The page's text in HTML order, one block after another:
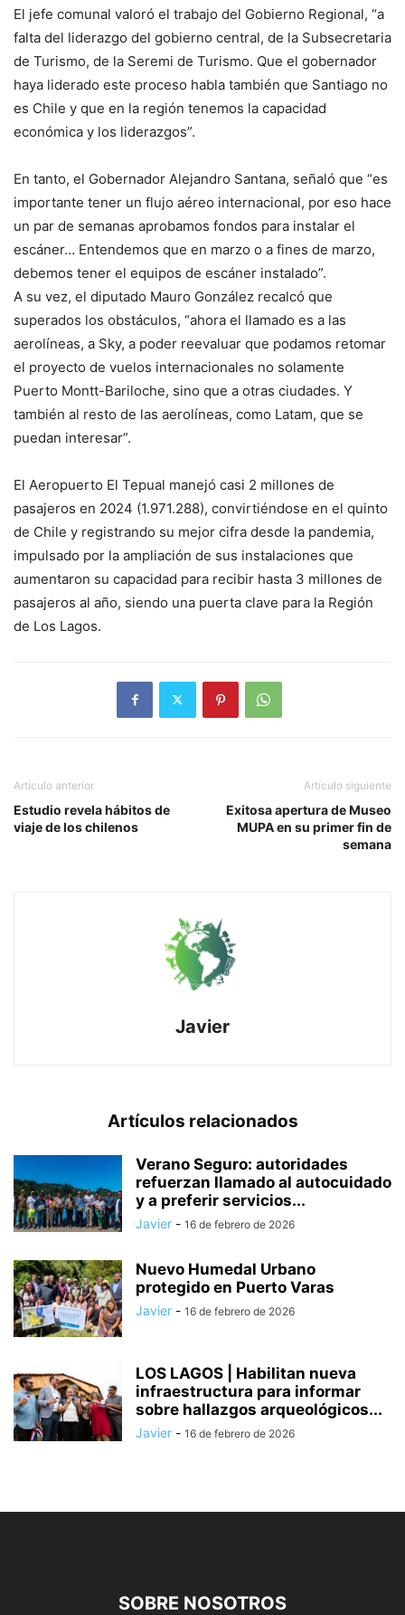
El jefe comunal valoró el trabajo del Gobierno Regional, “a
falta del liderazgo del gobierno central, de la Subsecretaria
de Turismo, de la Seremi de Turismo. Que el gobernador
haya liderado este proceso habla también que Santiago no
es Chile y que en la región tenemos la capacidad
económica y los liderazgos”.
En tanto, el Gobernador Alejandro Santana, señaló que “es
importante tener un flujo aéreo internacional, por eso hace
un par de semanas aprobamos fondos para instalar el
escáner… Entendemos que en marzo o a fines de marzo,
debemos tener el equipos de escáner instalado”.
A su vez, el diputado Mauro González recalcó que
superados los obstáculos, “ahora el llamado es a las
aerolíneas, a Sky, a poder reevaluar que podamos retomar
el proyecto de vuelos internacionales no solamente
Puerto Montt-Bariloche, sino que a otras ciudades. Y
también al resto de las aerolíneas, como Latam, que se
puedan interesar”.
El Aeropuerto El Tepual manejó casi 2 millones de
pasajeros en 2024 (1.971.288), convirtiéndose en el quinto
de Chile y registrando su mejor cifra desde la pandemia,
impulsado por la ampliación de sus instalaciones que
aumentaron su capacidad para recibir hasta 3 millones de
pasajeros al año, siendo una puerta clave para la Región
de Los Lagos.
Artículo anterior
Estudio revela hábitos de
viaje de los chilenos
Artículo siguiente
Exitosa apertura de Museo
MUPA en su primer fin de
semana
Javier
Artículos relacionados
Verano Seguro: autoridades
refuerzan llamado al autocuidado
y a preferir servicios...
Javier - 16 de febrero de 2026
Nuevo Humedal Urbano
protegido en Puerto Varas
Javier - 16 de febrero de 2026
LOS LAGOS | Habilitan nueva
infraestructura para informar
sobre hallazgos arqueológicos...
Javier - 16 de febrero de 2026
SOBRE NOSOTROS